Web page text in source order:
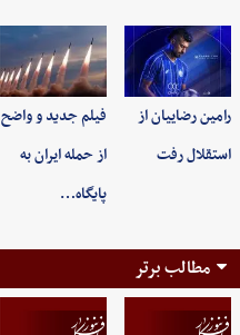
رامین رضاییان از
استقلال رفت
فیلم جدید و واضح
از حمله ایران به
پایگاه…
مطالب برتر